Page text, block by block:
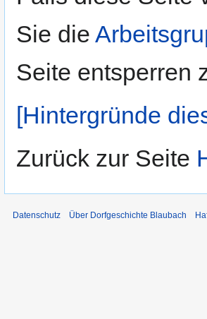
Sie die
Seite entsperren
[Hintergründe
Zurück zur Seite
Datenschutz Über Dorfgeschichte Blaubach